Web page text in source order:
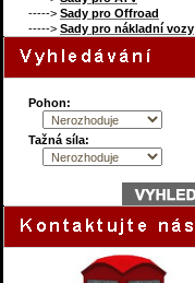
-----> Sady pro Offroad
-----> Sady pro nákladní vozy
Pohon:
Tažná síla: